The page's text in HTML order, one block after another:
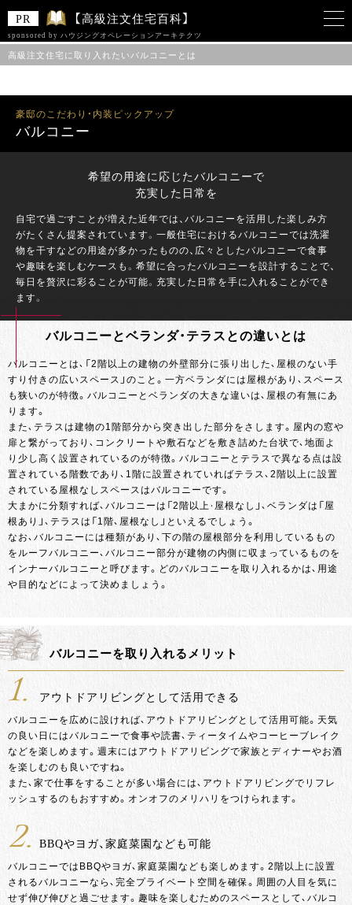
【高級注文住宅百科】
sponsored by ハウジングオペレーションアーキテクツ
高級注文住宅に取り入れたいバルコニーとは
豪邸のこだわり・内装ピックアップ
バルコニー
希望の用途に応じたバルコニーで
充実した日常を
自宅で過ごすことが増えた近年では、バルコニーを活用した楽しみ方
がたくさん提案されています。一般住宅におけるバルコニーでは洗濯
物を干すなどの用途が多かったものの、広々としたバルコニーで食事
や趣味を楽しむケースも。希望に合ったバルコニーを設計することで、
毎日を贅沢に彩ることが可能。充実した日常を手に入れることができ
ます。
バルコニーとベランダ・テラスとの違いとは
バルコニーとは、「2階以上の建物の外壁部分に張り出した、屋根のない手
すり付きの広いスペース」のこと。一方ベランダには屋根があり、スペース
も狭いのが特徴。バルコニーとベランダの大きな違いは、屋根の有無にあ
ります。
また、テラスは建物の1階部分から突き出した部分をさします。屋内の窓や
扉と繋がっており、コンクリートや敷石などを敷き詰めた台状で、地面よ
り少し高く設置されているのが特徴。バルコニーとテラスで異なる点は設
置されている階数であり、1階に設置されていればテラス、2階以上に設置
されている屋根なしスペースはバルコニーです。
大まかに分類すれば、バルコニーは「2階以上・屋根なし」、ベランダは「屋
根あり」、テラスは「1階、屋根なし」といえるでしょう。
なお、バルコニーには種類があり、下の階の屋根部分を利用しているもの
をルーフバルコニー、バルコニー部分が建物の内側に収まっているものを
インナーバルコニーと呼びます。どのバルコニーを取り入れるかは、用途
や目的などによって決めましょう。
バルコニーを取り入れるメリット
1. アウトドアリビングとして活用できる
バルコニーを広めに設ければ、アウトドアリビングとして活用可能。天気
の良い日にはバルコニーで食事や読書、ティータイムやコーヒーブレイク
などを楽しめます。週末にはアウトドアリビングで家族とディナーやお酒
を楽しむのも良いですね。
また、家で仕事をすることが多い場合には、アウトドアリビングでリフレ
ッシュするのもおすすめ。オンオフのメリハリをつけられます。
2. BBQやヨガ、家庭菜園なども可能
バルコニーではBBQやヨガ、家庭菜園なども楽しめます。2階以上に設置
されるバルコニーなら、完全プライベート空間を確保。周囲の人目を気に
せず伸び伸びと過ごせます。趣味を楽しむためのスペースとして、バルコ